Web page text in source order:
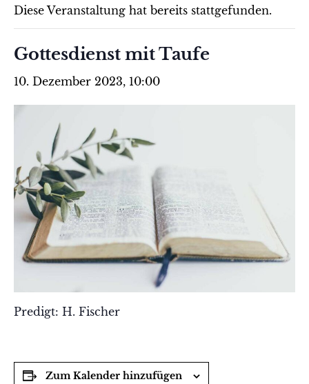
Diese Veranstaltung hat bereits stattgefunden.
Gottesdienst mit Taufe
10. Dezember 2023, 10:00
Predigt: H. Fischer
Zum Kalender hinzufügen